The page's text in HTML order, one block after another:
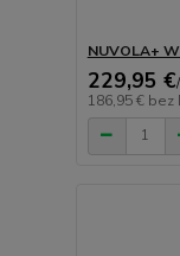
NUVOLA+
229,95 €/
186,95 € bez